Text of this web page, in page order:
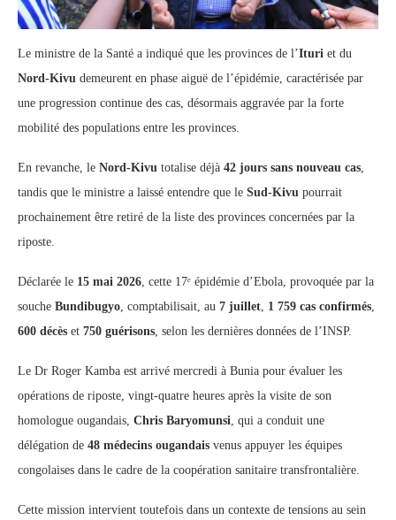
Le ministre de la Santé a indiqué que les provinces de l’Ituri et du
Nord-Kivu demeurent en phase aiguë de l’épidémie, caractérisée par
une progression continue des cas, désormais aggravée par la forte
mobilité des populations entre les provinces.
En revanche, le Nord-Kivu totalise déjà 42 jours sans nouveau cas,
tandis que le ministre a laissé entendre que le Sud-Kivu pourrait
prochainement être retiré de la liste des provinces concernées par la
riposte.
Déclarée le 15 mai 2026, cette 17ᵉ épidémie d’Ebola, provoquée par la
souche Bundibugyo, comptabilisait, au 7 juillet, 1 759 cas confirmés,
600 décès et 750 guérisons, selon les dernières données de l’INSP.
Le Dr Roger Kamba est arrivé mercredi à Bunia pour évaluer les
opérations de riposte, vingt-quatre heures après la visite de son
homologue ougandais, Chris Baryomunsi, qui a conduit une
délégation de 48 médecins ougandais venus appuyer les équipes
congolaises dans le cadre de la coopération sanitaire transfrontalière.
Cette mission intervient toutefois dans un contexte de tensions au sein